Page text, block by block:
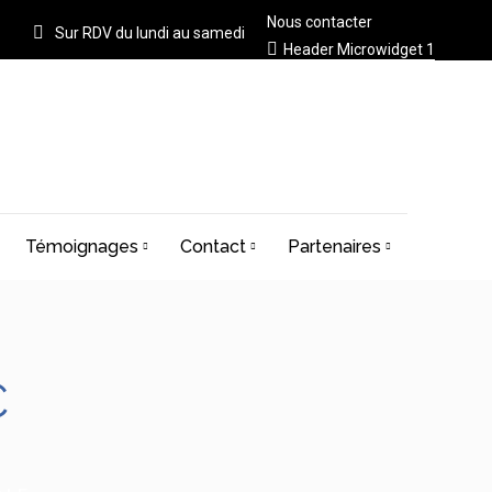
Sur RDV du lundi au samedi
Nous contacter
Header Microwidget 1
Témoignages Contact Partenaires